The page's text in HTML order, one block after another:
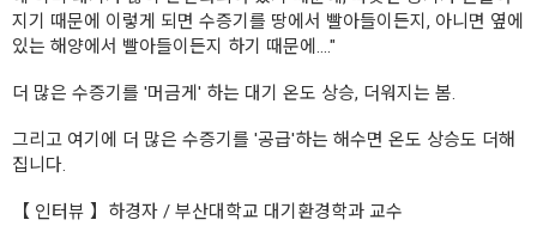
지기 때문에 이렇게 되면 수증기를 땅에서 빨아들이든지, 아니면 옆에
있는 해양에서 빨아들이든지 하기 때문에…."
더 많은 수증기를 '머금게' 하는 대기 온도 상승, 더워지는 봄.
그리고 여기에 더 많은 수증기를 '공급'하는 해수면 온도 상승도 더해
집니다.
【 인터뷰 】하경자 / 부산대학교 대기환경학과 교수